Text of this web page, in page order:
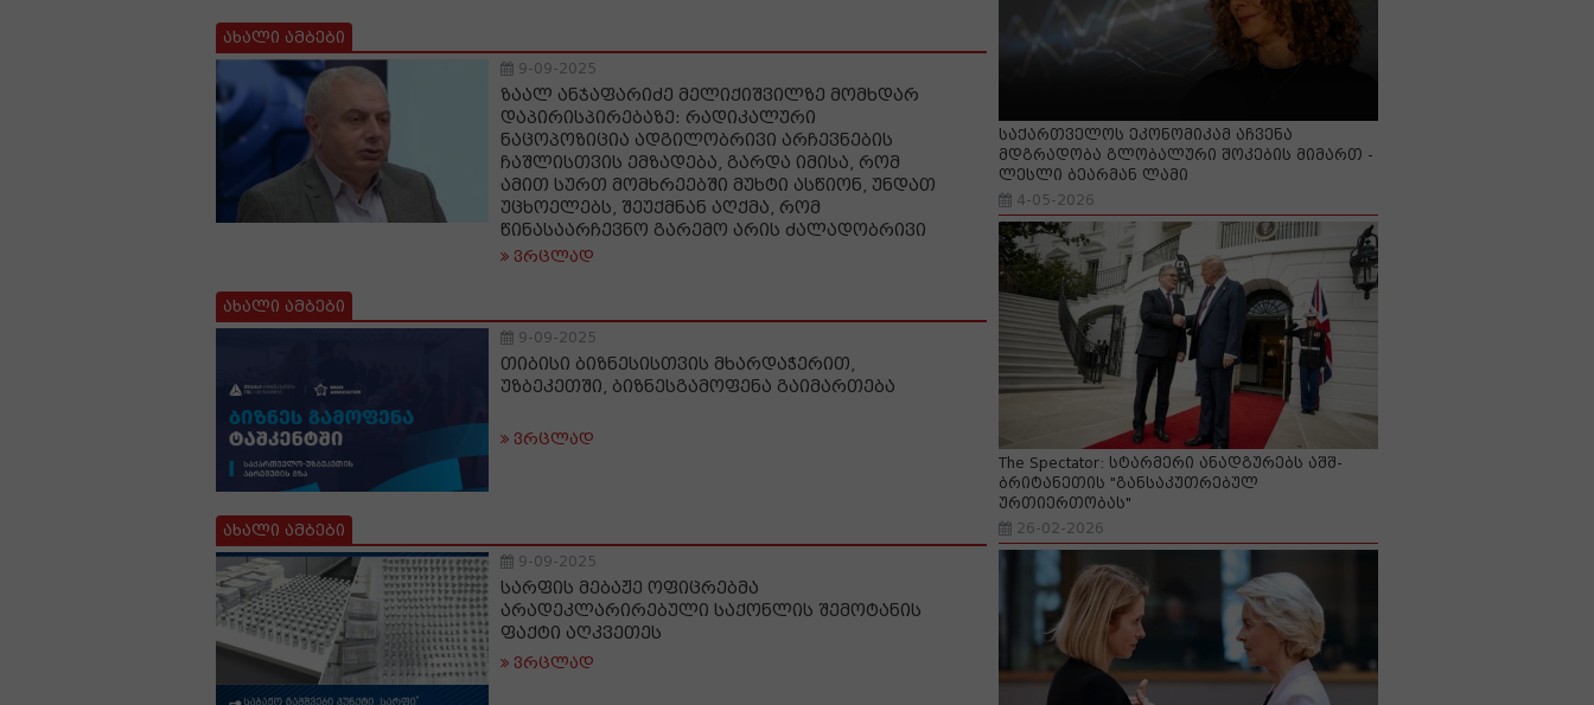
ახალი ამბები
9-09-2025
ზაალ ანჯაფარიძე მელიქიშვილზე მომხდარ
დაპირისპირებაზე: რადიკალური
ნაცოპოზიცია ადგილობრივი არჩევნების
ჩაშლისთვის ემზადება, გარდა იმისა, რომ
ამით სურთ მომხრეებში მუხტი ასწიონ, უნდათ
უცხოელებს, შეუქმნან აღქმა, რომ
წინასაარჩევნო გარემო არის ძალადობრივი
ვრცლად
ახალი ამბები
9-09-2025
თიბისი ბიზნესისთვის მხარდაჭერით,
უზბეკეთში, ბიზნესგამოფენა გაიმართება
ვრცლად
ახალი ამბები
9-09-2025
სარფის მებაჟე ოფიცრებმა
არადეკლარირებული საქონლის შემოტანის
ფაქტი აღკვეთეს
ვრცლად
საქართველოს ეკონომიკამ აჩვენა
მდგრადობა გლობალური შოკების მიმართ -
ლესლი ბეარმან ლამი
4-05-2026
The Spectator: სტარმერი ანადგურებს აშშ-
ბრიტანეთის "განსაკუთრებულ
ურთიერთობას"
26-02-2026